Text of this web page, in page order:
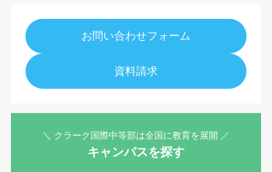
お問い合わせフォーム
資料請求
＼ クラーク国際中等部は全国に教育を展開 ／
キャンパスを探す